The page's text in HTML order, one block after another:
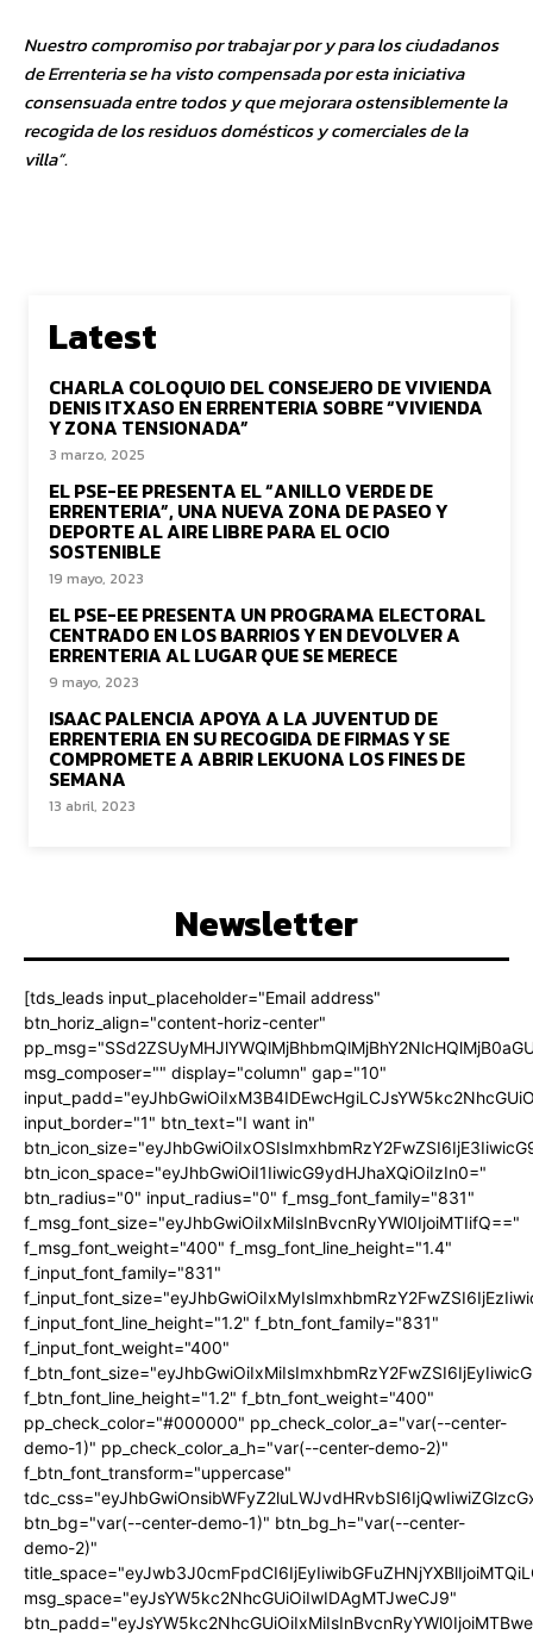
Nuestro compromiso por trabajar por y para los ciudadanos
de Errenteria se ha visto compensada por esta iniciativa
consensuada entre todos y que mejorara ostensiblemente la
recogida de los residuos domésticos y comerciales de la
villa”.
Latest
CHARLA COLOQUIO DEL CONSEJERO DE VIVIENDA
DENIS ITXASO EN ERRENTERIA SOBRE “VIVIENDA
Y ZONA TENSIONADA”
3 marzo, 2025
EL PSE-EE PRESENTA EL “ANILLO VERDE DE
ERRENTERIA”, UNA NUEVA ZONA DE PASEO Y
DEPORTE AL AIRE LIBRE PARA EL OCIO
SOSTENIBLE
19 mayo, 2023
EL PSE-EE PRESENTA UN PROGRAMA ELECTORAL
CENTRADO EN LOS BARRIOS Y EN DEVOLVER A
ERRENTERIA AL LUGAR QUE SE MERECE
9 mayo, 2023
ISAAC PALENCIA APOYA A LA JUVENTUD DE
ERRENTERIA EN SU RECOGIDA DE FIRMAS Y SE
COMPROMETE A ABRIR LEKUONA LOS FINES DE
SEMANA
13 abril, 2023
Newsletter
[tds_leads input_placeholder="Email address"
btn_horiz_align="content-horiz-center"
msg_composer="" display="column" gap="10"
input_border="1" btn_text="I want in"
btn_icon_space="eyJhbGwiOiI1IiwicG9ydHJhaXQiOiIzIn0="
btn_radius="0" input_radius="0" f_msg_font_family="831"
f_msg_font_size="eyJhbGwiOiIxMiIsInBvcnRyYWl0IjoiMTIifQ=="
f_msg_font_weight="400" f_msg_font_line_height="1.4"
f_input_font_family="831"
f_input_font_line_height="1.2" f_btn_font_family="831"
f_input_font_weight="400"
f_btn_font_line_height="1.2" f_btn_font_weight="400"
pp_check_color="#000000" pp_check_color_a="var(--center-
demo-1)" pp_check_color_a_h="var(--center-demo-2)"
f_btn_font_transform="uppercase"
btn_bg="var(--center-demo-1)" btn_bg_h="var(--center-
demo-2)"
msg_space="eyJsYW5kc2NhcGUiOiIwIDAgMTJweCJ9"